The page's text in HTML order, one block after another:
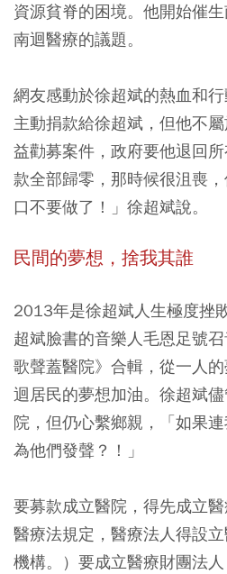
資源貧脊的困境。他開始催
南迴醫療的議題。
網友感動於徐超斌的熱血和
主動捐款給徐超斌，但他不
益勸募案件，政府要他退回
款全部歸零，那時候很沮喪
口不要做了！」徐超斌說。
民間的夢想，捨我其誰
2013年是徐超斌人生極度挫
超斌臉書的音樂人毛恩足號
歌聲蓋醫院》合輯，從一人
迴居民的夢想加油。徐超斌
院，但仍心繫鄉親，「如果
為他們發聲？！」
要募款成立醫院，得先成立
醫療法規定，醫療法人得設
機構。）要成立醫療財團法